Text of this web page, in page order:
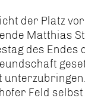
der Platz
Matthias
des
Feld